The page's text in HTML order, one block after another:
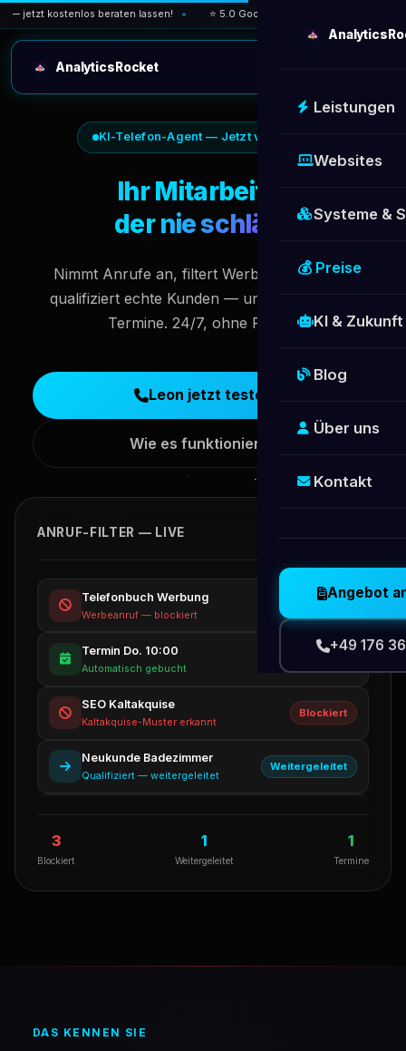
kostenlos beraten lassen! ⭐ 5.0 Google-Bewertung — über 30
AnalyticsRocket
Leistungen
Websites
Systeme &
💰 Preise
KI & Zukunft
Blog
Über uns
Kontakt
Angebot
+49 176
KI-Telefon-Agent — Jetzt verfügbar
Ihr Mitarbeiter
dernie schläft.
Nimmt Anrufe an, filtert Werbeanrufe raus,
qualifiziert echte Kunden — und bucht direkt
Termine. 24/7, ohne Pause.
Leon jetzt testen
Wie es funktioniert
ANRUF-FILTER — LIVE
Termin Mo. 14:30
Frau Hoffmann — Beratung
Telefonbuch Werbung
Werbeanruf — blockiert
Termin Do. 10:00
Automatisch gebucht
Gebucht
SEO Kaltakquise
Kaltakquise-Muster erkannt
Blockiert
3
Blockiert
1
Weitergeleitet
2
Termine
DAS KENNEN SIE